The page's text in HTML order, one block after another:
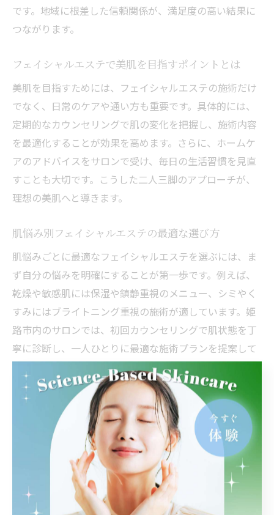
です。地域に根差した信頼関係が、満足度の高い結果に
つながります。
フェイシャルエステで美肌を目指すポイントとは
美肌を目指すためには、フェイシャルエステの施術だけ
でなく、日常のケアや通い方も重要です。具体的には、
定期的なカウンセリングで肌の変化を把握し、施術内容
を最適化することが効果を高めます。さらに、ホームケ
アのアドバイスをサロンで受け、毎日の生活習慣を見直
すことも大切です。こうした二人三脚のアプローチが、
理想の美肌へと導きます。
肌悩み別フェイシャルエステの最適な選び方
肌悩みごとに最適なフェイシャルエステを選ぶには、ま
ず自分の悩みを明確にすることが第一歩です。例えば、
乾燥や敏感肌には保湿や鎮静重視のメニュー、シミやく
すみにはブライトニング重視の施術が適しています。姫
路市内のサロンでは、初回カウンセリングで肌状態を丁
寧に診断し、一人ひとりに最適な施術プランを提案して
います。自分に合ったサロン選びが、効果実感への近道
となります。
フェイシャルエステに通う回数
と効果的な選び方